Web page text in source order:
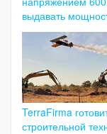
выдавать
TerraFirma
строительной